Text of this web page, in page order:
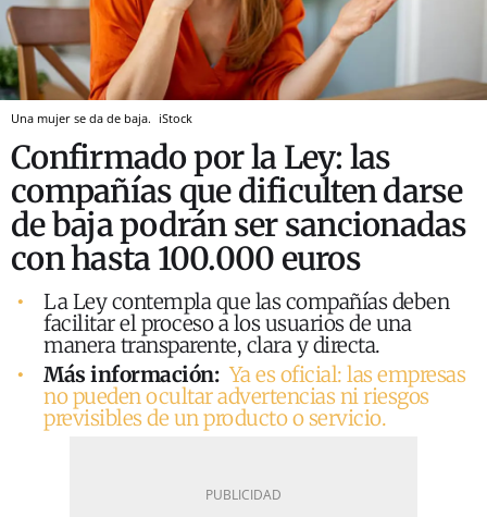
Una mujer se da de baja. iStock
Confirmado por la Ley: las
compañías que dificulten darse
de baja podrán ser sancionadas
con hasta 100.000 euros
La Ley contempla que las compañías deben
facilitar el proceso a los usuarios de una
manera transparente, clara y directa.
Más información: Ya es oficial: las empresas
no pueden ocultar advertencias ni riesgos
previsibles de un producto o servicio.